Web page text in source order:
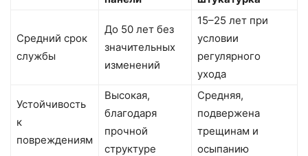
Средний срок
службы
До 50 лет без
значительных
изменений
15–25 лет при
условии
регулярного
ухода
Устойчивость
к
повреждениям
Высокая,
благодаря
прочной
структуре
Средняя,
подвержена
трещинам и
осыпанию